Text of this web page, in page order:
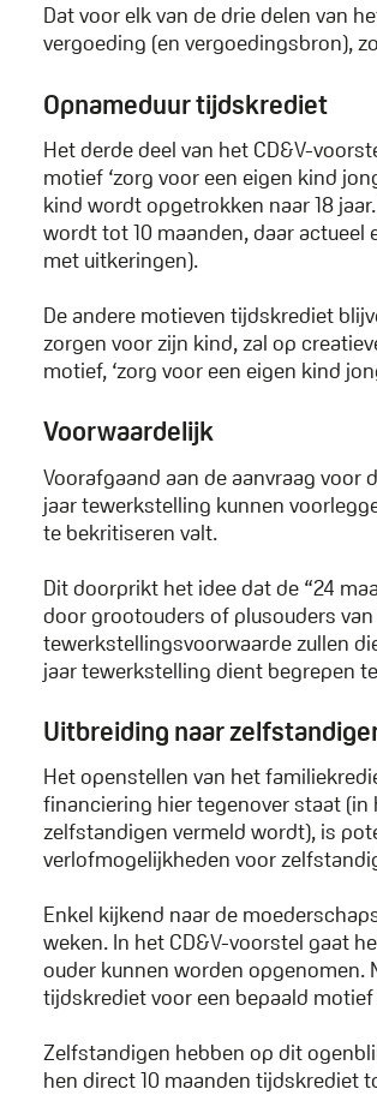
Dat voor elk van de drie delen van
vergoeding (en vergoedingsbron),
Opnameduur tijdskrediet
Het derde deel van het CD&V-
motief ‘zorg voor een eigen kind
kind wordt opgetrokken naar 18
wordt tot 10 maanden, daar
met uitkeringen).
De andere motieven tijdskrediet
zorgen voor zijn kind, zal op
motief, ‘zorg voor een eigen kind
Voorwaardelijk
Voorafgaand aan de aanvraag voor
jaar tewerkstelling kunnen
te bekritiseren valt.
Dit doorprikt het idee dat de “24
door grootouders of plusouders
tewerkstellingsvoorwaarde zullen
jaar tewerkstelling dient begrepen
Uitbreiding naar
Het openstellen van het
financiering hier tegenover staat (in
zelfstandigen vermeld wordt), is
verlofmogelijkheden voor
Enkel kijkend naar de
weken. In het CD&V-voorstel gaat
ouder kunnen worden opgenomen.
tijdskrediet voor een bepaald motief
Zelfstandigen hebben op dit
hen direct 10 maanden tijdskrediet